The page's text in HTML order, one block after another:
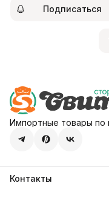
Подписаться
Импортные товары по
Контакты